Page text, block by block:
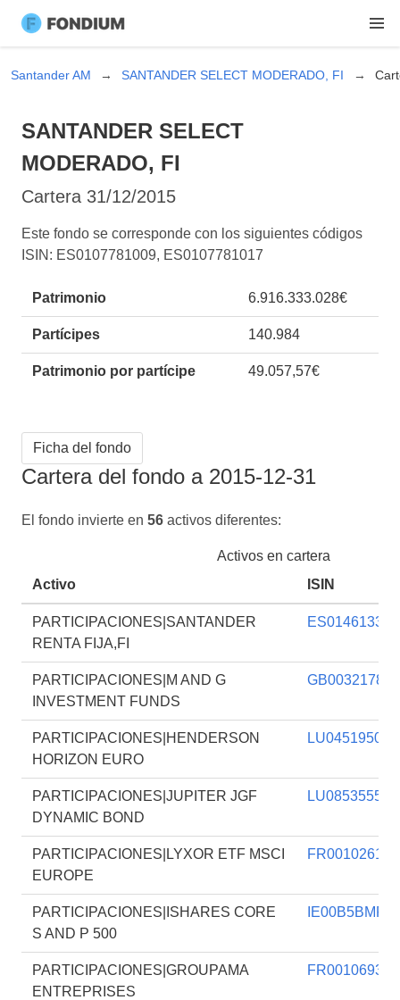
Santander AM SANTANDER SELECT MODERADO, FI
SANTANDER SELECT
MODERADO, FI
Cartera 31/12/2015
Este fondo se corresponde con los siguientes códigos
ISIN: ES0107781009, ES0107781017
Patrimonio 6.916.333.028€
Partícipes 140.984
Patrimonio por partícipe 49.057,57€
Ficha del fondo
Cartera del fondo a 2015-12-31
El fondo invierte en 56 activos diferentes:
Activos en cartera
Activo
ISIN
PARTICIPACIONES|SANTANDER
RENTA FIJA,FI
PARTICIPACIONES|M AND G
INVESTMENT FUNDS
PARTICIPACIONES|HENDERSON
HORIZON EURO
PARTICIPACIONES|JUPITER JGF
DYNAMIC BOND
PARTICIPACIONES|LYXOR ETF MSCI
EUROPE
PARTICIPACIONES|ISHARES CORE
S AND P 500
PARTICIPACIONES|GROUPAMA
ENTREPRISES